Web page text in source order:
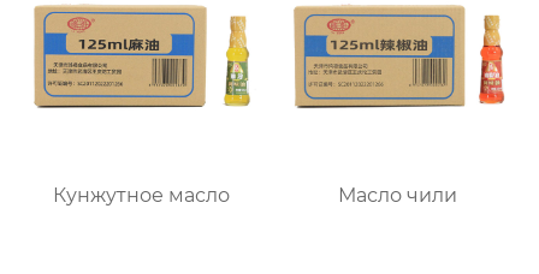
Кунжутное масло Масло чили